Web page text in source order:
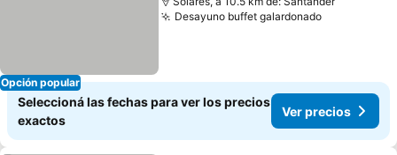
Opción popular
Desayuno buffet galardonadoVer precios
Seleccioná las fechas para ver los precios
exactos
Ver precios